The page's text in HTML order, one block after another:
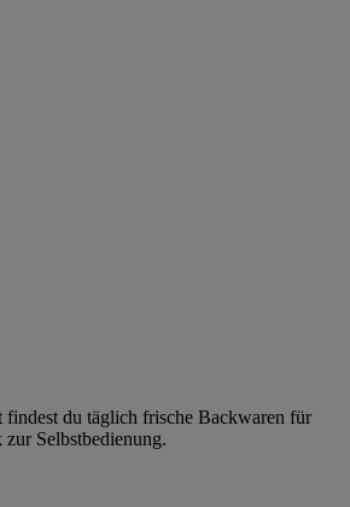
findest du täglich frische Backwaren für
zur Selbstbedienung.